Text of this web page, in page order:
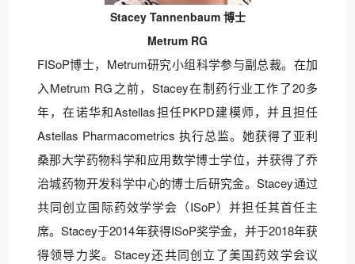
Stacey Tannenbaum 博士
Metrum RG
FISoP博士，Metrum研究小组科学参与副总裁。在加
入Metrum RG之前，Stacey在制药行业工作了20多
年，在诺华和Astellas担任PKPD建模师，并且担任
Astellas Pharmacometrics 执行总监。她获得了亚利
桑那大学药物科学和应用数学博士学位，并获得了乔
治城药物开发科学中心的博士后研究金。Stacey通过
共同创立国际药效学学会（ISoP）并担任其首任主
席。Stacey于2014年获得ISoP奖学金，并于2018年获
得领导力奖。Stacey还共同创立了美国药效学会议